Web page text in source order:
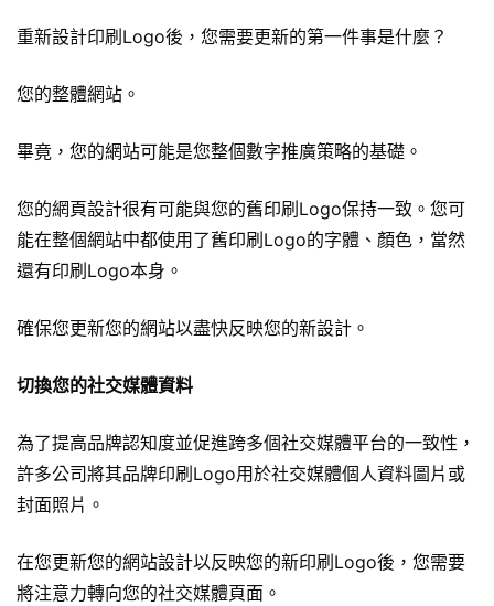
重新設計印刷Logo後，您需要更新的第一件事是什麼？
您的整體網站。
畢竟，您的網站可能是您整個數字推廣策略的基礎。
您的網頁設計很有可能與您的舊印刷Logo保持一致。您可
能在整個網站中都使用了舊印刷Logo的字體、顏色，當然
還有印刷Logo本身。
確保您更新您的網站以盡快反映您的新設計。
切換您的社交媒體資料
為了提高品牌認知度並促進跨多個社交媒體平台的一致性，
許多公司將其品牌印刷Logo用於社交媒體個人資料圖片或
封面照片。
在您更新您的網站設計以反映您的新印刷Logo後，您需要
將注意力轉向您的社交媒體頁面。